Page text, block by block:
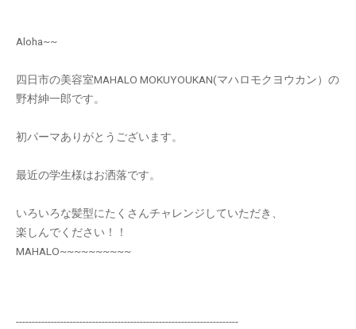
Aloha~~
四日市の美容室MAHALO MOKUYOUKAN(マハロモクヨウカン）の
野村紳一郎です。
初パーマありがとうございます。
最近の学生様はお洒落です。
いろいろな髪型にたくさんチャレンジしていただき、
楽しんでください！！
MAHALO~~~~~~~~~~
----------------------------------------------------------------------